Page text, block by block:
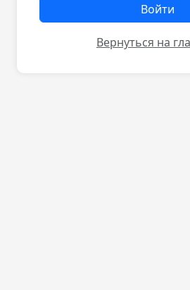
Войти
Вернуться на